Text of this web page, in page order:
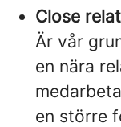
Close
Är vår
en nära
en större